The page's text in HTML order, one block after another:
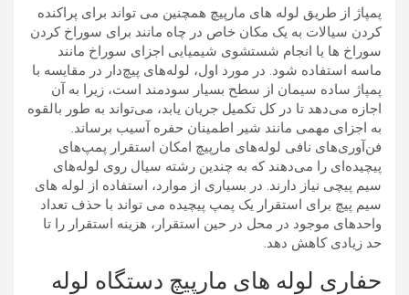
پمپاژ از طریق لوله های مارپیچ همچنین می تواند برای پراکنده
کردن سیالات به یک مکان خاص در چاه مانند برای سوراخ کردن
سوراخ ها یا انجام شستشوی شیمیایی اجزای سوراخ مانند
ماسه استفاده شود. در مورد اول، لوله‌های پیچ‌دار در مقایسه با
پمپاژ ساده سیمان از سطح بسیار سودمند است، زیرا به آن
اجازه می‌دهد تا در کل تکمیل جریان یابد، می‌تواند به طور بالقوه
به اجزای مهمی مانند شیر اطمینان حفره آسیب برساند.
فن‌آوری‌های نافی لوله‌های مارپیچ امکان استقرار پمپ‌های
پیچیده‌ای را می‌دهند که به چندین رشته سیال روی لوله‌های
سیم پیچی نیاز دارند. در بسیاری از موارد، استفاده از لوله های
سیم پیچ برای استقرار یک پمپ پیچیده می تواند با حذف تعداد
واحدهای موجود در محل در حین استقرار، هزینه استقرار را تا
حد زیادی کاهش دهد.
حفاری لوله های مارپیچ دستگاه لوله